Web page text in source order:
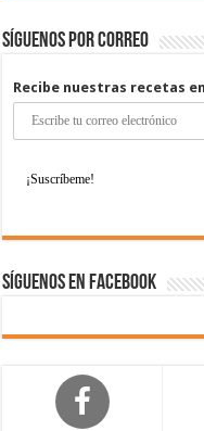
Síguenos por correo
Recibe nuestras recetas
Síguenos en Facebook